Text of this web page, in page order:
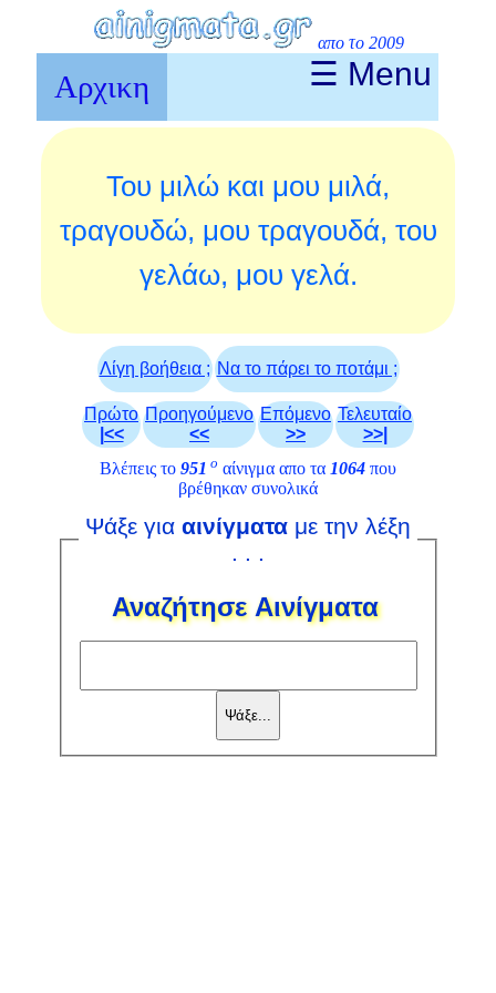
απο το 2009
Αρχικη ☰ Menu
Του μιλώ και μου μιλά,
τραγουδώ, μου τραγουδά, του
γελάω, μου γελά.
Λίγη βοήθεια ; Να το πάρει το ποτάμι ;
Πρώτο
|<<
Προηγούμενο
<<
Επόμενο
>>
Τελευταίο
>>|
Βλέπεις το 951 ο αίνιγμα απο τα 1064 που
βρέθηκαν συνολικά
Ψάξε για αινίγματα με την λέξη
. . .
Αναζήτησε Αινίγματα